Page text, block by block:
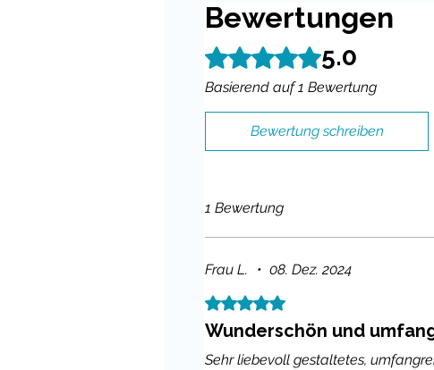
Bewertungen
Mit 5 von 5 Sternen bewertet.
5.0
Basierend auf 1 Bewertung
Bewertung schreiben
1 Bewertung
Frau L. • 08. Dez. 2024
Mit 5 von 5 Sternen bewertet.
Wunderschön und
Sehr liebevoll gestaltetes,